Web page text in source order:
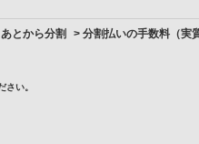
とから分割 > 分割払いの手数料（実
さい。